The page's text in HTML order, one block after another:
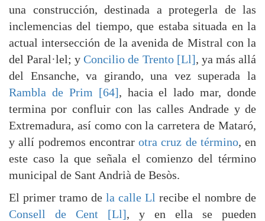
una construcción, destinada a protegerla de las
inclemencias del tiempo, que estaba situada en la
actual intersección de la avenida de Mistral con la
del Paral·lel; yConcilio de Trento [Ll], ya más allá
del Ensanche, va girando, una vez superada la
Rambla de Prim [64], hacia el lado mar, donde
termina por confluir con las calles Andrade y de
Extremadura, así como con la carretera de Mataró,
y allí podremos encontrar otra cruz de término, en
este caso la que señala el comienzo del término
municipal de Sant Andrià de Besòs.
El primer tramo de la calle Ll recibe el nombre de
Consell de Cent [Ll], y en ella se pueden